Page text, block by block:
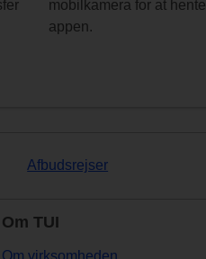
mobilkamera for at hente
appen.
Afbudsrejser
Om TUI